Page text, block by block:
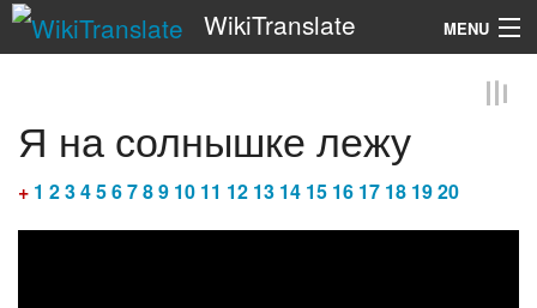
WikiTranslate MENU
Я на солнышке лежу
+ 1 23456789 10 11 12 13 14 15 16 17 18 1920